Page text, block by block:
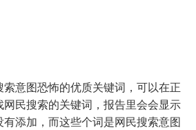
意图恐怖的优质关键词，可以在正
民搜索的关键词，报告里会会显示
添加，而这些个词是网民搜索意图